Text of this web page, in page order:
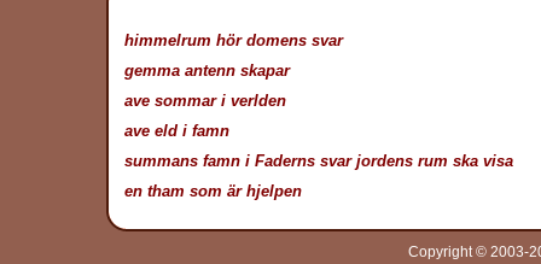
himmelrum hör domens svar
gemma antenn skapar
ave sommar i verlden
ave eld i famn
summans famn i Faderns svar jordens rum ska visa
en tham som är hjelpen
Copyright © 2003-